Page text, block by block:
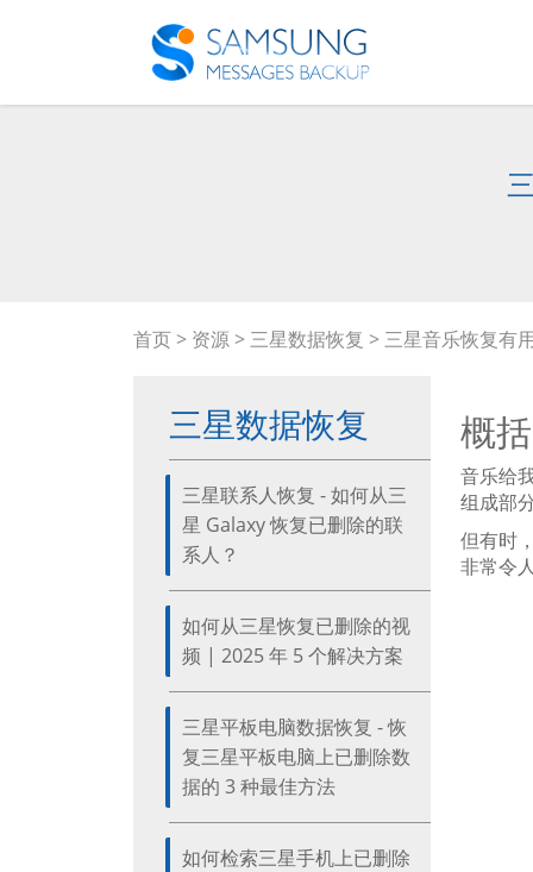
首页 > 资源 > 三星数据恢复 > 三星音乐恢复有
三星数据恢复
三星联系人恢复 - 如何从三
星 Galaxy 恢复已删除的联
系人？
如何从三星恢复已删除的视
频 | 2025 年 5 个解决方案
三星平板电脑数据恢复 - 恢
复三星平板电脑上已删除数
据的 3 种最佳方法
如何检索三星手机上已删除
概括
音乐给
组成部
但有时
非常令